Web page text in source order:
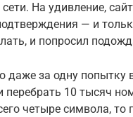
На удивление,
— и
и попросил
даже за одну попытку
перебрать 10 тысяч
четыре символа, то